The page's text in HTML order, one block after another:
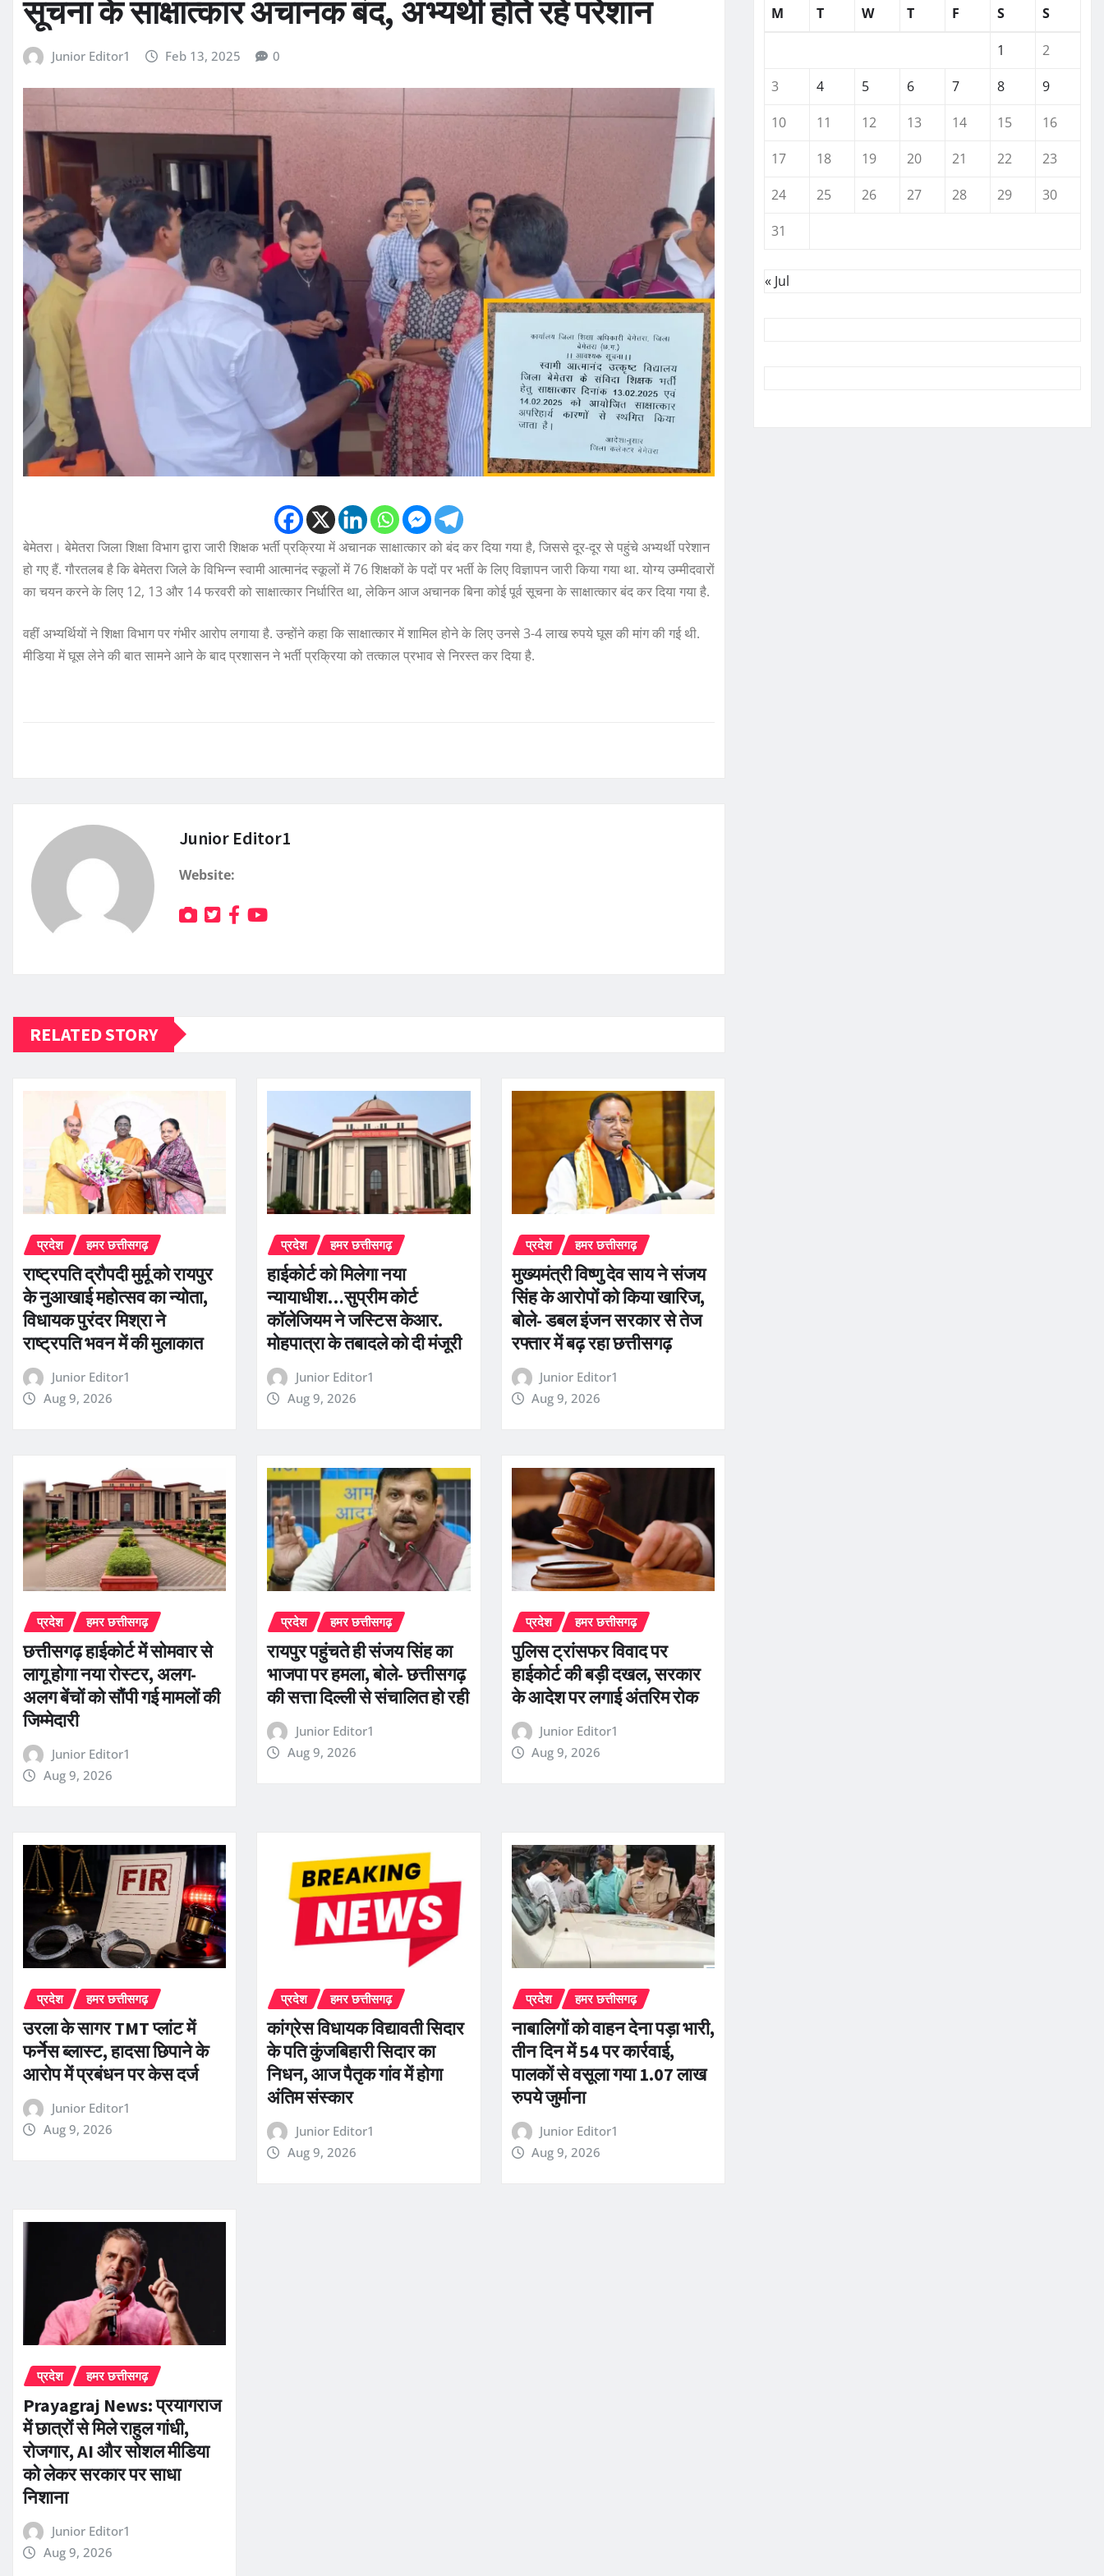
सूचना के साक्षात्कार अचानक बंद, अभ्यर्थी होते रहे परेशान
Junior Editor1 Feb 13, 2025 0
बेमेतरा। बेमेतरा जिला शिक्षा विभाग द्वारा जारी शिक्षक भर्ती प्रक्रिया में अचानक साक्षात्कार को बंद कर दिया गया है, जिससे दूर-दूर से पहुंचे अभ्यर्थी परेशान
हो गए हैं. गौरतलब है कि बेमेतरा जिले के विभिन्न स्वामी आत्मानंद स्कूलों में 76 शिक्षकों के पदों पर भर्ती के लिए विज्ञापन जारी किया गया था. योग्य उम्मीदवारों
का चयन करने के लिए 12, 13 और 14 फरवरी को साक्षात्कार निर्धारित था, लेकिन आज अचानक बिना कोई पूर्व सूचना के साक्षात्कार बंद कर दिया गया है.
वहीं अभ्यर्थियों ने शिक्षा विभाग पर गंभीर आरोप लगाया है. उन्होंने कहा कि साक्षात्कार में शामिल होने के लिए उनसे 3-4 लाख रुपये घूस की मांग की गई थी.
मीडिया में घूस लेने की बात सामने आने के बाद प्रशासन ने भर्ती प्रक्रिया को तत्काल प्रभाव से निरस्त कर दिया है.
Junior Editor1
Website:
RELATED STORY
प्रदेश हमर छत्तीसगढ़
राष्ट्रपति द्रौपदी मुर्मू को रायपुर
के नुआखाई महोत्सव का न्योता,
विधायक पुरंदर मिश्रा ने
राष्ट्रपति भवन में की मुलाकात
Junior Editor1
Aug 9, 2026
प्रदेश हमर छत्तीसगढ़
हाईकोर्ट को मिलेगा नया
न्यायाधीश…सुप्रीम कोर्ट
कॉलेजियम ने जस्टिस केआर.
मोहपात्रा के तबादले को दी मंजूरी
Junior Editor1
Aug 9, 2026
प्रदेश हमर छत्तीसगढ़
मुख्यमंत्री विष्णु देव साय ने संजय
सिंह के आरोपों को किया खारिज,
बोले- डबल इंजन सरकार से तेज
रफ्तार में बढ़ रहा छत्तीसगढ़
Junior Editor1
Aug 9, 2026
प्रदेश हमर छत्तीसगढ़
छत्तीसगढ़ हाईकोर्ट में सोमवार से
लागू होगा नया रोस्टर, अलग-
अलग बेंचों को सौंपी गई मामलों की
जिम्मेदारी
Junior Editor1
Aug 9, 2026
प्रदेश हमर छत्तीसगढ़
रायपुर पहुंचते ही संजय सिंह का
भाजपा पर हमला, बोले- छत्तीसगढ़
की सत्ता दिल्ली से संचालित हो रही
Junior Editor1
Aug 9, 2026
प्रदेश हमर छत्तीसगढ़
पुलिस ट्रांसफर विवाद पर
हाईकोर्ट की बड़ी दखल, सरकार
के आदेश पर लगाई अंतरिम रोक
Junior Editor1
Aug 9, 2026
प्रदेश हमर छत्तीसगढ़
उरला के सागर TMT प्लांट में
फर्नेस ब्लास्ट, हादसा छिपाने के
आरोप में प्रबंधन पर केस दर्ज
Junior Editor1
Aug 9, 2026
प्रदेश हमर छत्तीसगढ़
कांग्रेस विधायक विद्यावती सिदार
के पति कुंजबिहारी सिदार का
निधन, आज पैतृक गांव में होगा
अंतिम संस्कार
Junior Editor1
Aug 9, 2026
प्रदेश हमर छत्तीसगढ़
नाबालिगों को वाहन देना पड़ा भारी,
तीन दिन में 54 पर कार्रवाई,
पालकों से वसूला गया 1.07 लाख
रुपये जुर्माना
Junior Editor1
Aug 9, 2026
प्रदेश हमर छत्तीसगढ़
Prayagraj News: प्रयागराज
में छात्रों से मिले राहुल गांधी,
रोजगार, AI और सोशल मीडिया
को लेकर सरकार पर साधा
निशाना
Junior Editor1
Aug 9, 2026
M
T W T F S S
1
2
3
4 5 6 7 8
9
10
11 12 13 14 15
16
17
18 19 20 21 22
23
24
25 26 27 28 29
30
31
« Jul